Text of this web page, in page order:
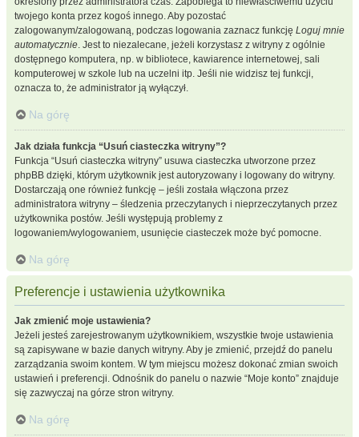
twojego konta przez kogoś innego. Aby pozostać
zalogowanym/zalogowaną, podczas logowania zaznacz funkcję Loguj mnie
automatycznie. Jest to niezalecane, jeżeli korzystasz z witryny z ogólnie
dostępnego komputera, np. w bibliotece, kawiarence internetowej, sali
komputerowej w szkole lub na uczelni itp. Jeśli nie widzisz tej funkcji,
oznacza to, że administrator ją wyłączył.
Na górę
Jak działa funkcja “Usuń ciasteczka witryny”?
Funkcja “Usuń ciasteczka witryny” usuwa ciasteczka utworzone przez
phpBB dzięki, którym użytkownik jest autoryzowany i logowany do witryny.
Dostarczają one również funkcję – jeśli została włączona przez
administratora witryny – śledzenia przeczytanych i nieprzeczytanych przez
użytkownika postów. Jeśli występują problemy z
logowaniem/wylogowaniem, usunięcie ciasteczek może być pomocne.
Na górę
Preferencje i ustawienia użytkownika
Jak zmienić moje ustawienia?
Jeżeli jesteś zarejestrowanym użytkownikiem, wszystkie twoje ustawienia
są zapisywane w bazie danych witryny. Aby je zmienić, przejdź do panelu
zarządzania swoim kontem. W tym miejscu możesz dokonać zmian swoich
ustawień i preferencji. Odnośnik do panelu o nazwie “Moje konto” znajduje
się zazwyczaj na górze stron witryny.
Na górę